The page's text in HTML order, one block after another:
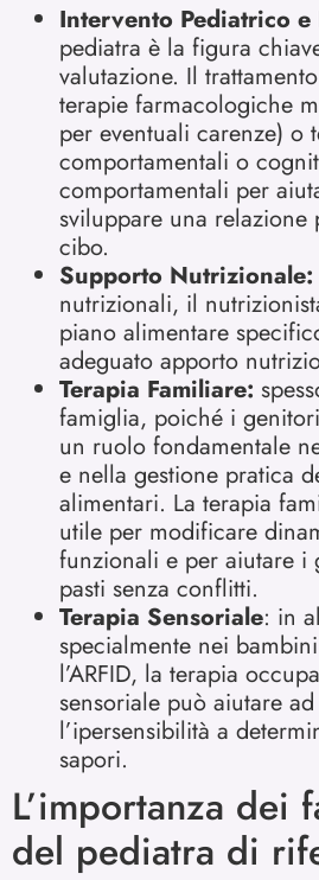
Intervento Pediatrico e
pediatra è la figura
valutazione. Il
terapie farmacologiche
per eventuali carenze) o
comportamentali o
comportamentali per
sviluppare una relazione
cibo.
Supporto Nutrizionale:
nutrizionali, il
piano alimentare
adeguato apporto
Terapia Familiare:
famiglia, poiché i
un ruolo fondamentale
e nella gestione pratica
alimentari. La terapia
utile per modificare
funzionali e per aiutare i
pasti senza conflitti.
Terapia Sensoriale: in
specialmente nei
l’ARFID, la terapia
sensoriale può aiutare
l’ipersensibilità a
sapori.
L’importanza dei
del pediatra di